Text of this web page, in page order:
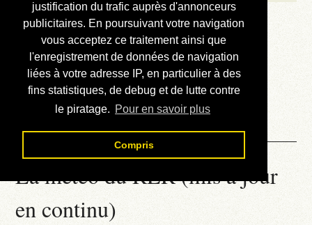
justification du trafic auprès d'annonceurs
publicitaires. En poursuivant votre navigation
vous acceptez ce traitement ainsi que
l'enregistrement de données de navigation
liées à votre adresse IP, en particulier à des
fins statistiques, de debug et de lutte contre
le piratage. Pour en savoir plus
Compris
Divers (et d’été)
Annonces
Liens externes
Téléchargement
Contact
La météo du RER (mis à jour
en continu)